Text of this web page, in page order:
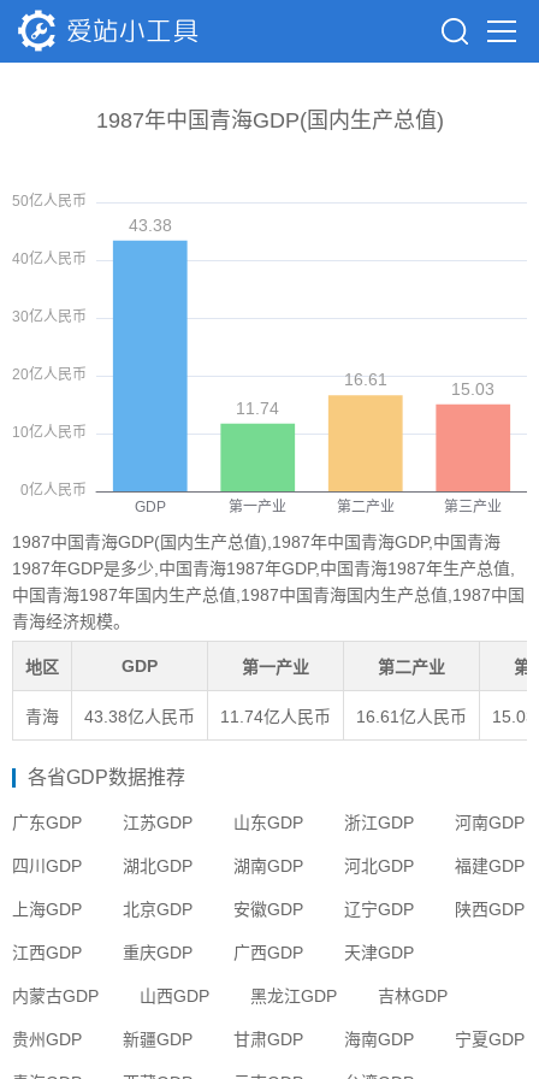
1987年中国青海GDP(国内生产总值)
1987中国青海GDP(国内生产总值),1987年中国青海GDP,中国青海
1987年GDP是多少,中国青海1987年GDP,中国青海1987年生产总值,
中国青海1987年国内生产总值,1987中国青海国内生产总值,1987中国
青海经济规模。
地区 GDP 第一产业 第二产业 第
青海 43.38亿人民币 11.74亿人民币 16.61亿人民币
各省GDP数据推荐
广东GDP 江苏GDP 山东GDP 浙江GDP 河南GDP
四川GDP 湖北GDP 湖南GDP 河北GDP 福建GDP
上海GDP 北京GDP 安徽GDP 辽宁GDP 陕西GDP
江西GDP 重庆GDP 广西GDP 天津GDP
内蒙古GDP 山西GDP 黑龙江GDP 吉林GDP
贵州GDP 新疆GDP 甘肃GDP 海南GDP 宁夏GDP